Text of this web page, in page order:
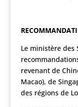
Le ministère des
revenant de
Macao), de
des régions de